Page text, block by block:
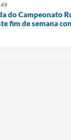
do Campeonato
fim de semana